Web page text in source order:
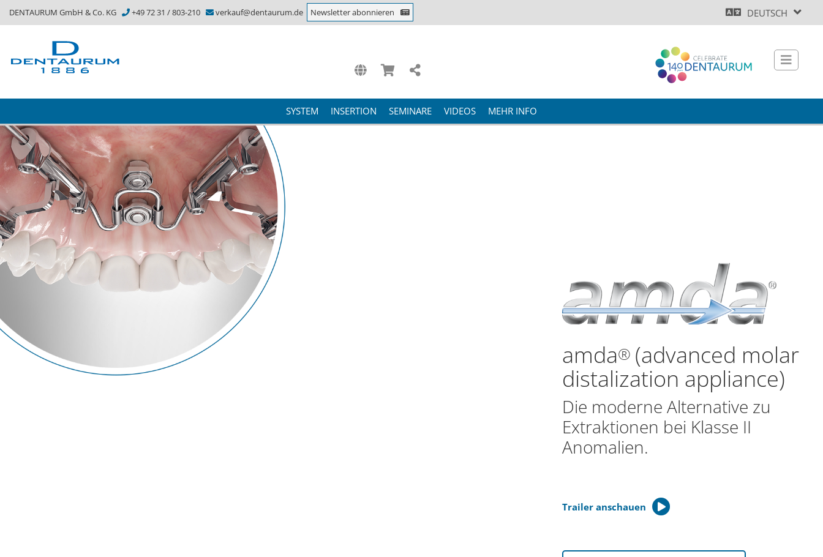
DENTAURUM GmbH & Co. KG +49 72 31 / 803-210 verkauf@dentaurum.de Newsletter abonnieren DEUTSCH
SYSTEM INSERTION SEMINARE VIDEOS MEHR INFO
amda® (advanced molar
distalization appliance)
Die moderne Alternative zu
Extraktionen bei Klasse II
Anomalien.
Trailer anschauen